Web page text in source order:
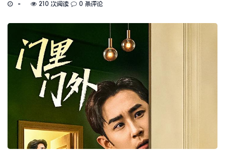
210 次阅读 0 条评论